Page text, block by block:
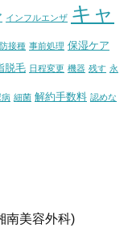
インフルエンザ キャ
接種 事前処理 保湿ケア
脱毛 日程変更 機器 残す 永
病 細菌 解約手数料 認めな
南美容外科)